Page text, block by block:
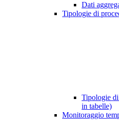
Dati
Tipologie di
Tipologie
in tabelle)
Monitoraggio